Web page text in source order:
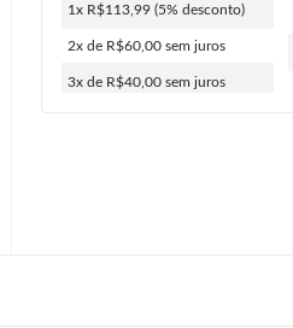
1x R$113,99 (5% desconto)
2x de R$60,00 sem juros
3x de R$40,00 sem juros